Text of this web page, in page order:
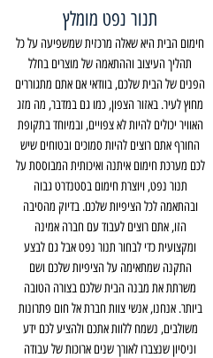
תנור נפט מומלץ
חימום הבית היא שאלה מרכזית שמשפיעה על כל
תהליך העיצוב וההתאמה של מוצרים בחלל
הפנים של הבית שלכם, בוודאי אם אתם מתגוררים
מחוץ לעיר. באזור הצפון, כמו גם במדבר, מה מזג
האוויר יכולים להיות לא צפויים, ובמיוחד בתקופת
החורף אתם רוצים להיות סמוכים ובטוחים שיש
לכם מערכת חימום איתנה ואיכותית המבוססת על
תנור נפט, ויוצרת חימום בסטנדרט גבוה
ובהתאמה לכל הציפיות שלכם. בדיוק מהסיבה
הזו, אתם רוצים לעבוד עם חברה אמינה
ומקצועית כדי לבחור תנור נפט אבל גם לבצע
התקנה שמתאימה על הציפיות שלכם ושם
משרתת את מבנה הבית שלכם בצורה הטובה
ביותר. אנחנו, אנשי צוות חברת אל חום פתרונות
משולבים, נשמח ללוות אתכם ולהציע לכם ידע
וניסיון שנצברו לאורך שנים ארוכות של עבודה